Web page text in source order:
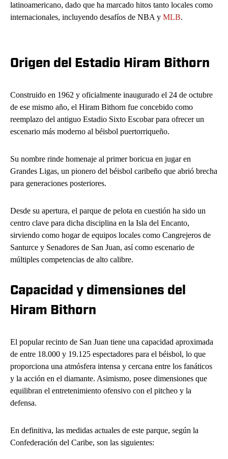
latinoamericano, dado que ha marcado hitos tanto locales como
internacionales, incluyendo desafíos de NBA y MLB.
Origen del Estadio Hiram Bithorn
Construido en 1962 y oficialmente inaugurado el 24 de octubre
de ese mismo año, el Hiram Bithorn fue concebido como
reemplazo del antiguo Estadio Sixto Escobar para ofrecer un
escenario más moderno al béisbol puertorriqueño.
Su nombre rinde homenaje al primer boricua en jugar en
Grandes Ligas, un pionero del béisbol caribeño que abrió brecha
para generaciones posteriores.
Desde su apertura, el parque de pelota en cuestión ha sido un
centro clave para dicha disciplina en la Isla del Encanto,
sirviendo como hogar de equipos locales como Cangrejeros de
Santurce y Senadores de San Juan, así como escenario de
múltiples competencias de alto calibre.
Capacidad y dimensiones del
Hiram Bithorn
El popular recinto de San Juan tiene una capacidad aproximada
de entre 18.000 y 19.125 espectadores para el béisbol, lo que
proporciona una atmósfera intensa y cercana entre los fanáticos
y la acción en el diamante. Asimismo, posee dimensiones que
equilibran el entretenimiento ofensivo con el pitcheo y la
defensa.
En definitiva, las medidas actuales de este parque, según la
Confederación del Caribe, son las siguientes: